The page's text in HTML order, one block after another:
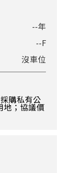
--年
--F
沒車位
購私有公
地；協議價